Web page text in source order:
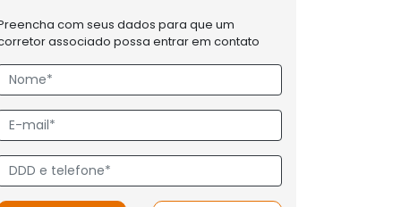
com seus dados para que um
associado possa entrar em contato